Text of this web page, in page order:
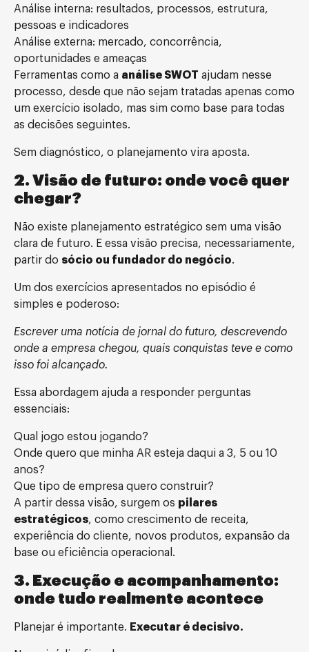
Análise interna: resultados, processos, estrutura,
pessoas e indicadores
Análise externa: mercado, concorrência,
oportunidades e ameaças
Ferramentas como a análise SWOT ajudam nesse
processo, desde que não sejam tratadas apenas como
um exercício isolado, mas sim como base para todas
as decisões seguintes.
Sem diagnóstico, o planejamento vira aposta.
2. Visão de futuro: onde você quer
chegar?
Não existe planejamento estratégico sem uma visão
clara de futuro. E essa visão precisa, necessariamente,
partir do sócio ou fundador do negócio.
Um dos exercícios apresentados no episódio é
simples e poderoso:
Escrever uma notícia de jornal do futuro, descrevendo
onde a empresa chegou, quais conquistas teve e como
isso foi alcançado.
Essa abordagem ajuda a responder perguntas
essenciais:
Qual jogo estou jogando?
Onde quero que minha AR esteja daqui a 3, 5 ou 10
anos?
Que tipo de empresa quero construir?
A partir dessa visão, surgem os pilares
estratégicos, como crescimento de receita,
experiência do cliente, novos produtos, expansão da
base ou eficiência operacional.
3. Execução e acompanhamento:
onde tudo realmente acontece
Planejar é importante. Executar é decisivo.